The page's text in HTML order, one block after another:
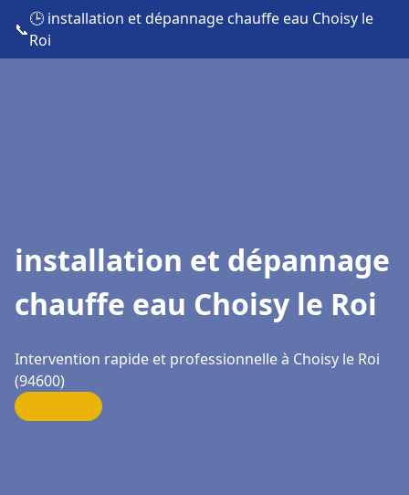
📞
🕒 installation et dépannage chauffe eau Choisy le
Roi
installation et dépannage
chauffe eau Choisy le Roi
Intervention rapide et professionnelle à Choisy le Roi
(94600)